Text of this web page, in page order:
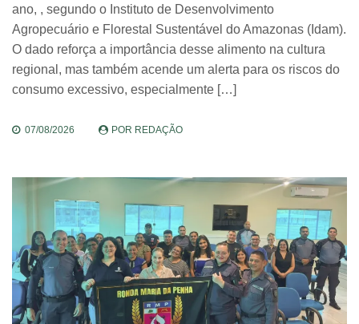
ano, , segundo o Instituto de Desenvolvimento
Agropecuário e Florestal Sustentável do Amazonas (Idam).
O dado reforça a importância desse alimento na cultura
regional, mas também acende um alerta para os riscos do
consumo excessivo, especialmente […]
07/08/2026 POR REDAÇÃO